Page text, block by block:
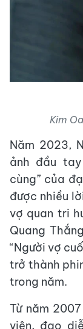
Kim
Năm 2023,
ảnh đầu
cùng” của
được nhiều
vợ quan tri
Quang
“Người vợ
trở thành
trong năm.
Từ năm
viên, đạo